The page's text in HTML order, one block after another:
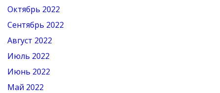
Октябрь 2022
Сентябрь 2022
Август 2022
Июль 2022
Июнь 2022
Май 2022